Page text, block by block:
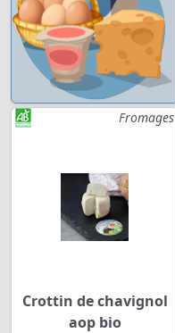
Fromages
Crottin de chavignol
aop bio